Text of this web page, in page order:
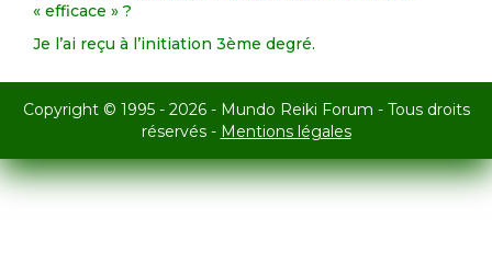
« efficace » ?
Je l’ai reçu à l’initiation 3ème degré.
Copyright © 1995 - 2026 - Mundo Reiki Forum - Tous droits
réservés - Mentions légales